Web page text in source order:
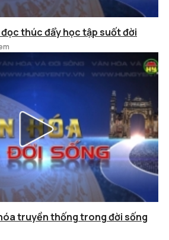
thúc đẩy học tập suốt đời
truyền thống trong đời sống